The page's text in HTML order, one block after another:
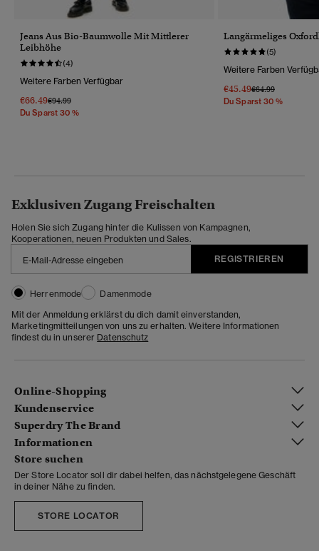
Jeans Aus Bio-Baumwolle Mit Mittlerer
Leibhöhe
(4)
Weitere Farben Verfügbar
€66.49Preis Wurde Reduziert Von
€94.99Bis
Du Sparst 30 %
Langärmeliges
(5)
Weitere Farben
€45.49Preis Wurde
€64.99Bis
Du Sparst 30 %
Exklusiven Zugang Freischalten
Holen Sie sich Zugang hinter die Kulissen von Kampagnen,
Kooperationen, neuen Produkten und Sales.
REGISTRIEREN
Herrenmode
Damenmode
Mit der Anmeldung erklärst du dich damit einverstanden,
Marketingmitteilungen von uns zu erhalten. Weitere Informationen
findest du in unserer Datenschutz
Online-Shopping
Kundenservice
Superdry The Brand
Informationen
Store suchen
Der Store Locator soll dir dabei helfen, das nächstgelegene Geschäft
in deiner Nähe zu finden.
STORE LOCATOR